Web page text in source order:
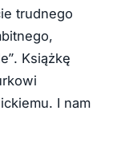
trudnego
Książkę
I nam